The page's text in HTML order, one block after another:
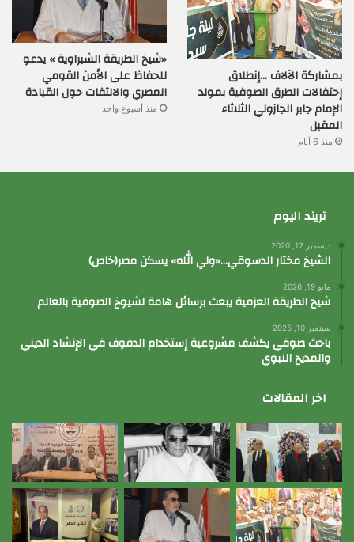
بمشاركة الآلاف …إنطلاق
إحتفالات الطرق الصوفية بمولد
الإمام جابر الجازولي الثلاثاء
المقبل
منذ 6 أيام
«شيخ الطريقة الشبراوية » يدعو
للحفاظ على الأمن القومي
المصري والالتفات حول القيادة
منذ أسبوع واحد
تريند اليوم
ديسمبر 12, 2020
الشيخ مختار الدسوقي…«ولي الله» يسكن مصر(خاص)
مايو 19, 2026
شيخ الطريقة العزمية يبعث برسائل هامة لشيوخ الصوفية بالعالم
سبتمبر 10, 2025
باحث صوفي يكشف مشروعية إستخدام الدفوف في الإنشاد الديني
والمديح النبوي
اخر المقالات